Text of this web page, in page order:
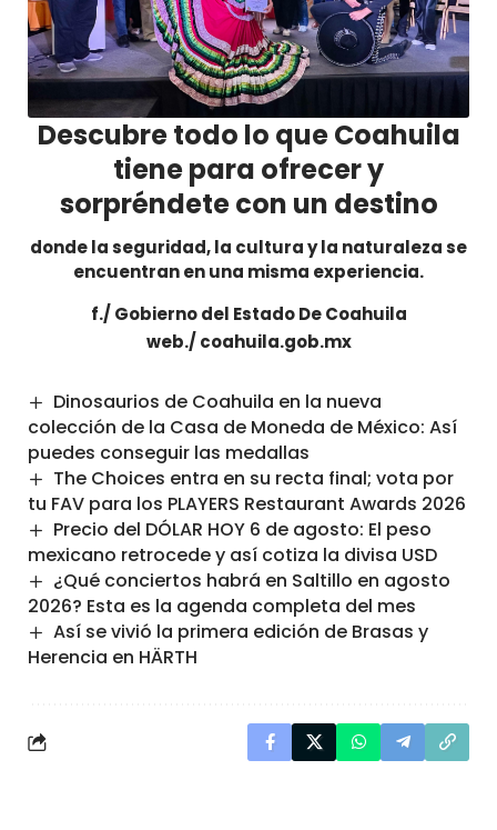
Descubre todo lo que Coahuila
tiene para ofrecer y
sorpréndete con un destino
donde la seguridad, la cultura y la naturaleza se
encuentran en una misma experiencia.
f./ Gobierno del Estado De Coahuila
web./ coahuila.gob.mx
Dinosaurios de Coahuila en la nueva
colección de la Casa de Moneda de México: Así
puedes conseguir las medallas
The Choices entra en su recta final; vota por
tu FAV para los PLAYERS Restaurant Awards 2026
Precio del DÓLAR HOY 6 de agosto: El peso
mexicano retrocede y así cotiza la divisa USD
¿Qué conciertos habrá en Saltillo en agosto
2026? Esta es la agenda completa del mes
Así se vivió la primera edición de Brasas y
Herencia en HÄRTH